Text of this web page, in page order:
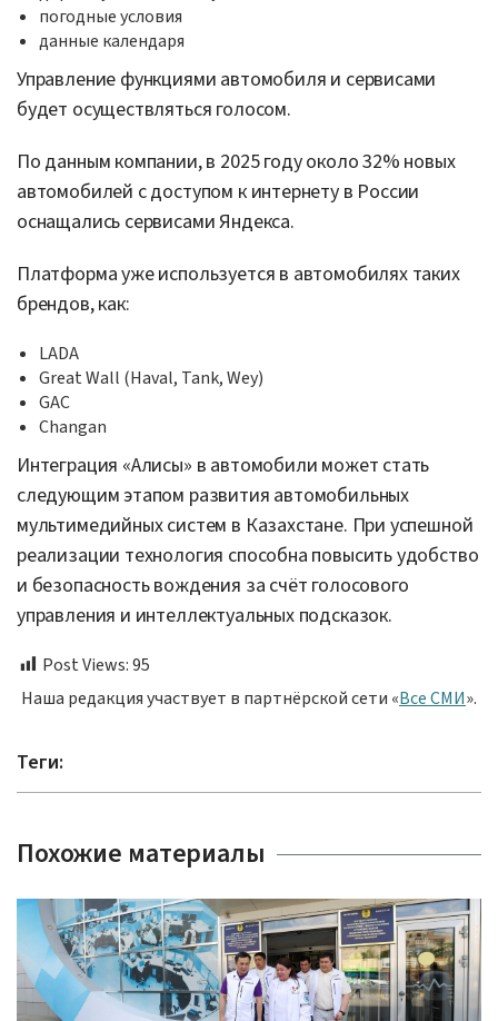
погодные условия
данные календаря
Управление функциями автомобиля и сервисами
будет осуществляться голосом.
По данным компании, в 2025 году около 32% новых
автомобилей с доступом к интернету в России
оснащались сервисами Яндекса.
Платформа уже используется в автомобилях таких
брендов, как:
LADA
Great Wall (Haval, Tank, Wey)
GAC
Changan
Интеграция «Алисы» в автомобили может стать
следующим этапом развития автомобильных
мультимедийных систем в Казахстане. При успешной
реализации технология способна повысить удобство
и безопасность вождения за счёт голосового
управления и интеллектуальных подсказок.
Post Views:95
Наша редакция участвует в партнёрской сети «Все СМИ».
Теги:
Похожие материалы